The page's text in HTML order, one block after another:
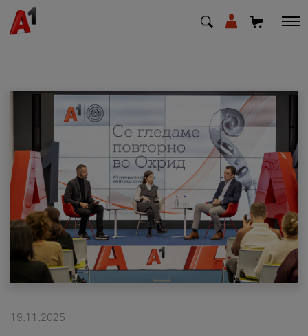
МК SQ
Приватни Деловни
Поддршка
Надополни кредит
19.11.2025